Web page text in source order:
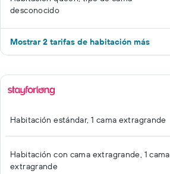
desconocido
Mostrar 2 tarifas de habitación más
Habitación estándar, 1 cama extragrande
Habitación con cama extragrande, 1 cama
extragrande